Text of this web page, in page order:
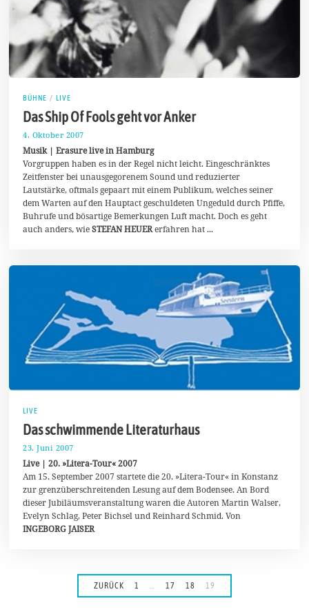
BÜHNE / LIVE
Das Ship Of Fools geht vor Anker
4. Oktober 2007
.
J
u
n
2
0
2
Musik | Erasure live in Hamburg
Vorgruppen haben es in der Regel nicht leicht. Eingeschränktes
Zeitfenster bei unausgegorenem Sound und reduzierter
Lautstärke, oftmals gepaart mit einem Publikum, welches seiner
dem Warten auf den Hauptact geschuldeten Ungeduld durch Pfiffe,
Buhrufe und bösartige Bemerkungen Luft macht. Doch es geht
auch anders, wieSTEFAN HEUERerfahren hat ...
LIVE
Das schwimmende Literaturhaus
23. Juni 2007
3
.
J
u
n
2
0
Live | 20. »Litera-Tour« 2007
Am 15. September 2007 startete die 20. »Litera-Tour« in Konstanz
zur grenzüberschreitenden Lesung auf dem Bodensee. An Bord
dieser Jubiläumsveranstaltung waren die Autoren Martin Walser,
Evelyn Schlag, Peter Bichsel und Reinhard Schmid. Von
INGEBORG JAISER
ZURÜCK 1 … 17 18 19